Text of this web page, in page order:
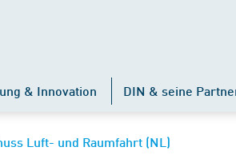
& Innovation DIN & seine
Luft- und Raumfahrt (NL)